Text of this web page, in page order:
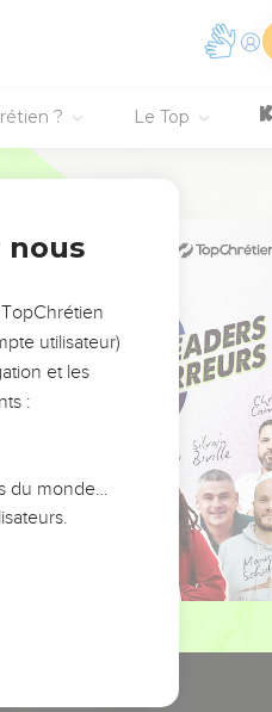
? Le Top
nous
utilisateur)
et les
:
du monde…